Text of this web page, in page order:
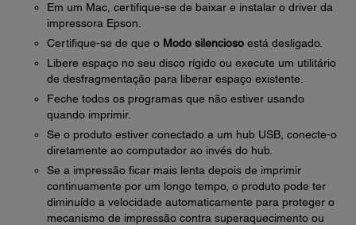
Em um Mac, certifique-se de baixar e instalar o driver da
impressora Epson.
Certifique-se de que o Modo silencioso está desligado.
Libere espaço no seu disco rígido ou execute um utilitário
de desfragmentação para liberar espaço existente.
Feche todos os programas que não estiver usando
quando imprimir.
Se o produto estiver conectado a um hub USB, conecte-o
diretamente ao computador ao invés do hub.
Se a impressão ficar mais lenta depois de imprimir
continuamente por um longo tempo, o produto pode ter
diminuído a velocidade automaticamente para proteger o
mecanismo de impressão contra superaquecimento ou